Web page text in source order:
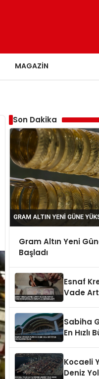
MAGAZIN
Son Dakika
Gram Altın Yeni
Başladı
Esnaf
Vade
Sabiha
En Hızlı
Kocaeli
Deniz